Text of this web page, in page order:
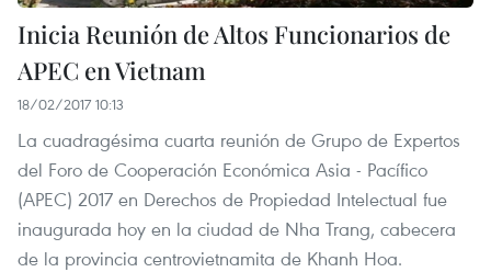
Inicia Reunión de Altos Funcionarios de
APEC en Vietnam
18/02/2017 10:13
La cuadragésima cuarta reunión de Grupo de Expertos
del Foro de Cooperación Económica Asia - Pacífico
(APEC) 2017 en Derechos de Propiedad Intelectual fue
inaugurada hoy en la ciudad de Nha Trang, cabecera
de la provincia centrovietnamita de Khanh Hoa.